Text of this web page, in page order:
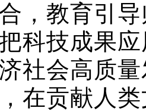
，教育引
科技成果
社会高质
，在贡献人